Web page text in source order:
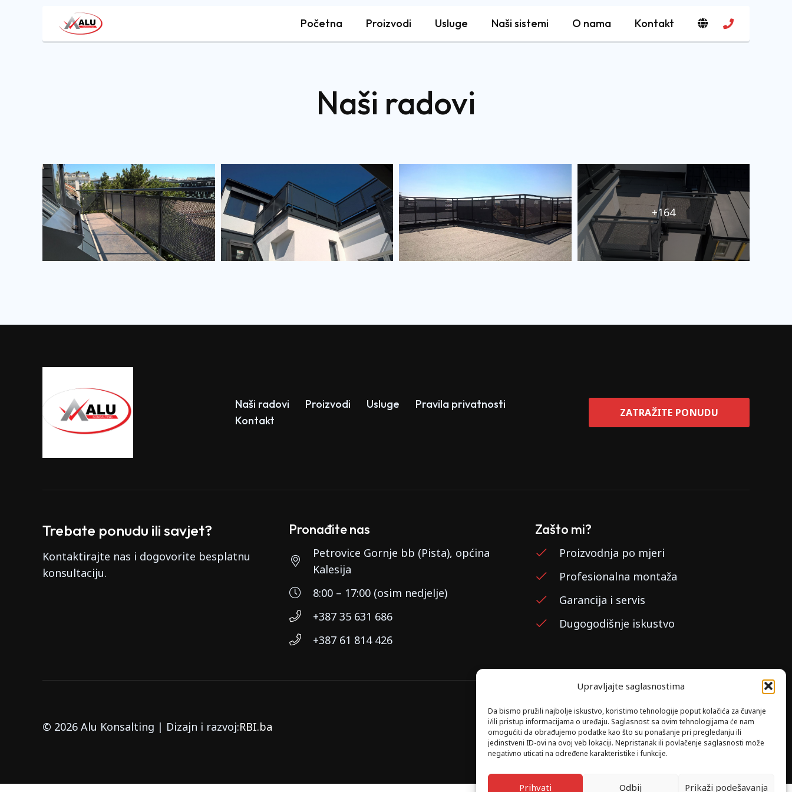
Upravljajte saglasnostima
Da bismo pružili najbolje iskustvo, koristimo tehnologije poput kolačića za čuvanje
i/ili pristup informacijama o uređaju. Saglasnost sa ovim tehnologijama će nam
omogućiti da obrađujemo podatke kao što su ponašanje pri pregledanju ili
jedinstveni ID-ovi na ovoj veb lokaciji. Nepristanak ili povlačenje saglasnosti može
negativno uticati na određene karakteristike i funkcije.
Prihvati Odbij Prikaži podešavanja
Početna Proizvodi Usluge Naši sistemi O nama Kontakt
Naši radovi
Naši radovi Proizvodi Usluge
Pravila privatnosti
Kontakt
ZATRAŽITE PONUDU
Trebate ponudu ili savjet?
Kontaktirajte nas i dogovorite besplatnu
konsultaciju.
Pronađite nas
Petrovice Gornje bb (Pista), općina
Kalesija
8:00 – 17:00 (osim nedjelje)
+387 35 631 686
+387 61 814 426
Zašto mi?
Proizvodnja po mjeri
Profesionalna montaža
Garancija i servis
Dugogodišnje iskustvo
© 2026 Alu Konsalting | Dizajn i razvoj:RBI.ba